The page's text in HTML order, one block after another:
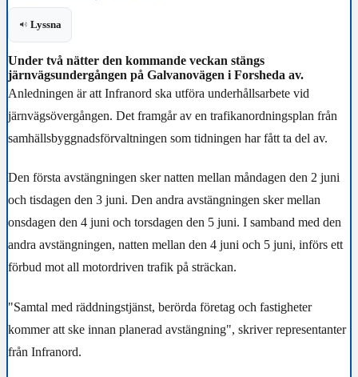
Lyssna
Under två nätter den kommande veckan stängs
järnvägsundergången på Galvanovägen i Forsheda av.
Anledningen är att Infranord ska utföra underhållsarbete vid
järnvägsövergången. Det framgår av en trafikanordningsplan från
samhällsbyggnadsförvaltningen som tidningen har fått ta del av.
Den första avstängningen sker natten mellan måndagen den 2 juni
och tisdagen den 3 juni. Den andra avstängningen sker mellan
onsdagen den 4 juni och torsdagen den 5 juni. I samband med den
andra avstängningen, natten mellan den 4 juni och 5 juni, införs ett
förbud mot all motordriven trafik på sträckan.
"Samtal med räddningstjänst, berörda företag och fastigheter
kommer att ske innan planerad avstängning", skriver representanter
från Infranord.